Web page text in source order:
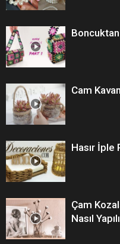
Boncuktan
Cam
Hasır İple
Çam
Nasıl